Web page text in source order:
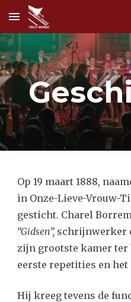
Skip to main content
Op 19 maart 1888,
in Onze-Lieve-Vrouw-
gesticht. Charel
“Gidsen”, schrijnwerker
zijn grootste kamer
eerste repetities en het
Hij kreeg tevens de